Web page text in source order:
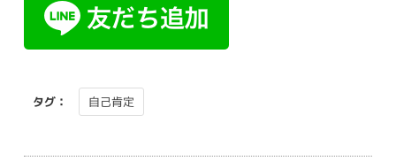
タグ： 自己肯定